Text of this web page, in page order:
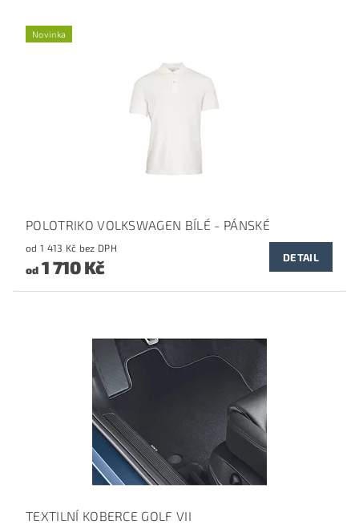
Novinka
POLOTRIKO VOLKSWAGEN BÍLÉ - PÁNSKÉ
od 1 413 Kč bez DPH
od1 710 Kč DETAIL
TEXTILNÍ KOBERCE GOLF VII